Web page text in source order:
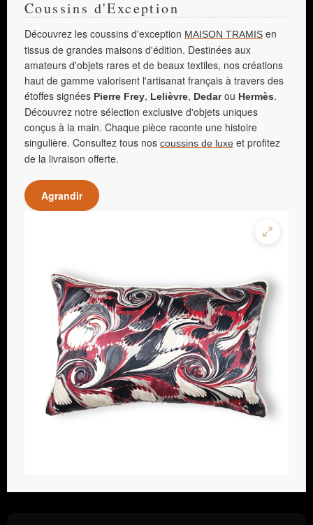
Coussins d'Exception
Découvrez les coussins d'exception MAISON TRAMIS en
tissus de grandes maisons d'édition. Destinées aux
amateurs d'objets rares et de beaux textiles, nos créations
haut de gamme valorisent l'artisanat français à travers des
étoffes signées Pierre Frey, Lelièvre, Dedarou Hermès.
Découvrez notre sélection exclusive d'objets uniques
conçus à la main. Chaque pièce raconte une histoire
singulière. Consultez tous nos coussins de luxe et profitez
de la livraison offerte.
Agrandir